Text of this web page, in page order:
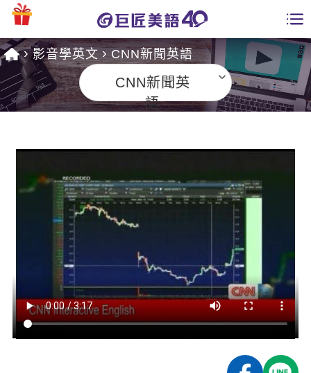
課程總覽
英文會話
商用英文
英文檢定
TOEIC 多益課程
能力養成
自然發音
全國分校
免費資源
英文部落格
多益秒學堂
影音學英文
師資團隊
學習分享
學員故事
校園贊助
學員專區
影音學英文 CNN新聞英語
CNN新聞英
語